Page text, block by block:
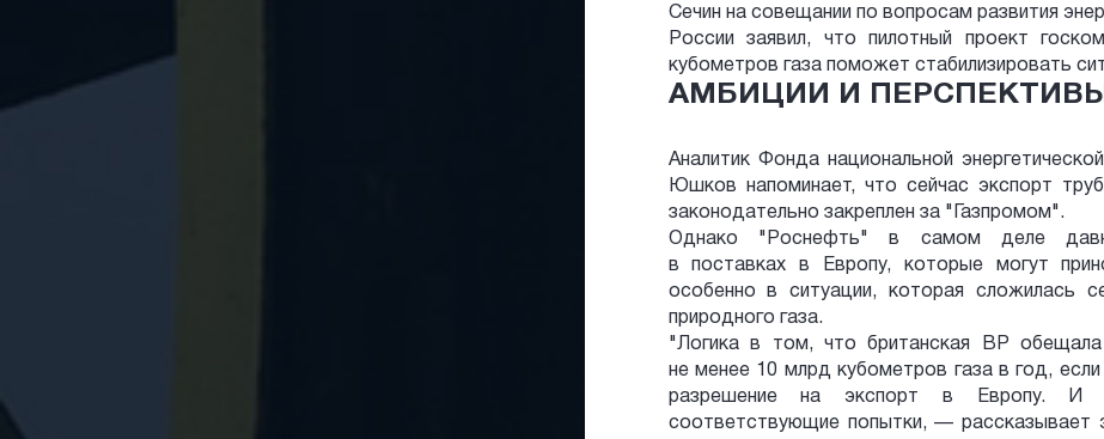
Сечин на совещании по вопросам развития
России заявил, что пилотный проект
кубометров газа поможет стабилизировать
АМБИЦИИ И ПЕРСПЕКТИВЫ
Аналитик Фонда национальной
Юшков напоминает, что сейчас экспорт
законодательно закреплен за "Газпромом".
Однако "Роснефть" в самом деле
в поставках в Европу, которые могут
особенно в ситуации, которая сложилась
природного газа.
"Логика в том, что британская BP
не менее 10 млрд кубометров газа в год, если
разрешение на экспорт в Европу. И
соответствующие попытки, — рассказывает